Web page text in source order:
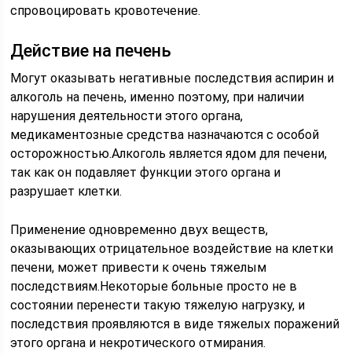
спровоцировать кровотечение.
Действие на печень
Могут оказывать негативные последствия аспирин и
алкоголь на печень, именно поэтому, при наличии
нарушения деятельности этого органа,
медикаментозные средства назначаются с особой
осторожностью.Алкоголь является ядом для печени,
так как он подавляет функции этого органа и
разрушает клетки.
Применение одновременно двух веществ,
оказывающих отрицательное воздействие на клетки
печени, может привести к очень тяжелым
последствиям.Некоторые больные просто не в
состоянии перенести такую тяжелую нагрузку, и
последствия проявляются в виде тяжелых поражений
этого органа и некротического отмирания.